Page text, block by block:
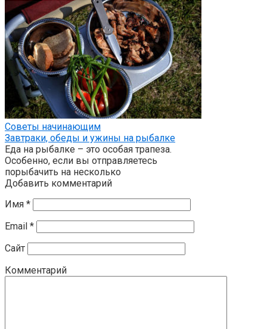
Советы начинающим
Завтраки, обеды и ужины на рыбалке
Еда на рыбалке – это особая трапеза.
Особенно, если вы отправляетесь
порыбачить на несколько
Добавить комментарий
Имя *
Email *
Сайт
Комментарий